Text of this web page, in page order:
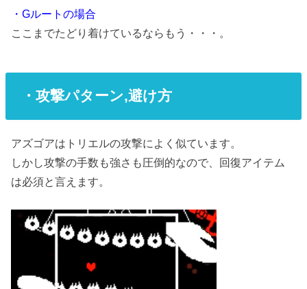
・Gルートの場合
ここまでたどり着けているならもう・・・。
・攻撃パターン,避け方
アズゴアはトリエルの攻撃によく似ています。
しかし攻撃の手数も強さも圧倒的なので、回復アイテム
は必須と言えます。